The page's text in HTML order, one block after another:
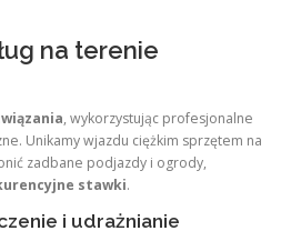
na terenie
, wykorzystując profesjonalne
Unikamy wjazdu ciężkim sprzętem na
zadbane podjazdy i ogrody,
stawki.
i udrażnianie